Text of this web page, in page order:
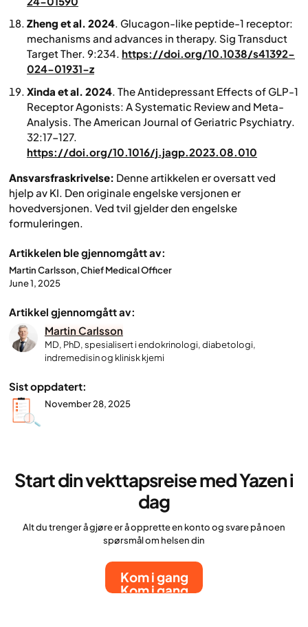
Zheng et al. 2024. Glucagon-like peptide-1 receptor:
mechanisms and advances in therapy. Sig Transduct
Target Ther. 9:234. https://doi.org/10.1038/s41392-
024-01931-z
Xinda et al. 2024. The Antidepressant Effects of GLP-1
Receptor Agonists: A Systematic Review and Meta-
Analysis. The American Journal of Geriatric Psychiatry.
32:17-127.
https://doi.org/10.1016/j.jagp.2023.08.010
Ansvarsfraskrivelse: Denne artikkelen er oversatt ved
hjelp av KI. Den originale engelske versjonen er
hovedversjonen. Ved tvil gjelder den engelske
formuleringen.
Artikkelen ble gjennomgått av:
Martin Carlsson, Chief Medical Officer
June 1, 2025
Artikkel gjennomgått av:
Martin Carlsson
MD, PhD, spesialisert i endokrinologi, diabetologi,
indremedisin og klinisk kjemi
Sist oppdatert:
November 28, 2025
Start din vekttapsreise med Yazen i
dag
Alt du trenger å gjøre er å opprette en konto og svare på noen
spørsmål om helsen din
Kom i gang
Kom i gang